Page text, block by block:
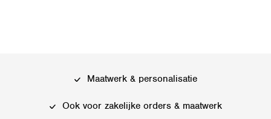
Maatwerk & personalisatie
Ook voor zakelijke orders & maatwerk